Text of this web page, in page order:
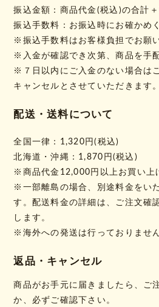
振込金額：商品代金(税込)の合計
振込手数料：お振込時にお確かめ
※振込手数料はお客様負担でお願
※入金が確認でき次第、商品を手
※７日以内にご入金のない場合は
キャンセルとさせていただきます。
配送・送料について
全国一律：1,320円(税込)
北海道・沖縄：1,870円(税込)
※商品代金12,000円以上お買い上
※一部離島の場合、別途料金をい
す。配送料金の詳細は、ご注文確
します。
※海外への発送は行っておりません
返品・キャンセル
商品がお手元に届きましたら、ご
か、必ずご確認下さい。